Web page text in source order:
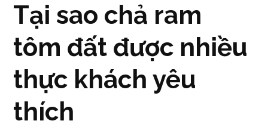
Tại sao chả ram
tôm đất được nhiều
thực khách yêu
thích